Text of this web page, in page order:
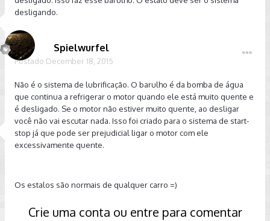
desligando.
Spielwurfel
Postado December 18, 2015
Não é o sistema de lubrificação. O barulho é da bomba de água
que continua a refrigerar o motor quando ele está muito quente e
é desligado. Se o motor não estiver muito quente, ao desligar
você não vai escutar nada. Isso foi criado para o sistema de start-
stop já que pode ser prejudicial ligar o motor com ele
excessivamente quente.
Os estalos são normais de qualquer carro =)
Crie uma conta ou entre para comentar